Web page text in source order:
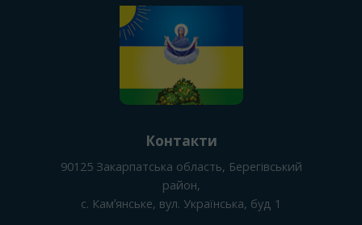
Контакти
90125 Закарпатська область, Берегівський
район,
с. Камʼянське, вул. Українська, буд 1